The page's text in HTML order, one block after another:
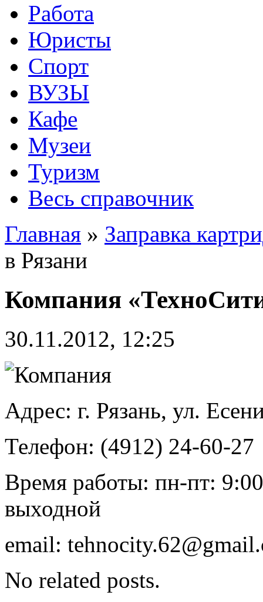
Работа
Юристы
Спорт
ВУЗЫ
Кафе
Музеи
Туризм
Весь справочник
Главная » Заправка
в Рязани
Компания
30.11.2012, 12:25
Адрес: г. Рязань, ул.
Телефон: (4912) 24-60-27
Время работы: пн-пт:
выходной
email:
No related posts.